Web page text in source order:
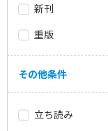
新刊
重版
その他条件
立ち読み